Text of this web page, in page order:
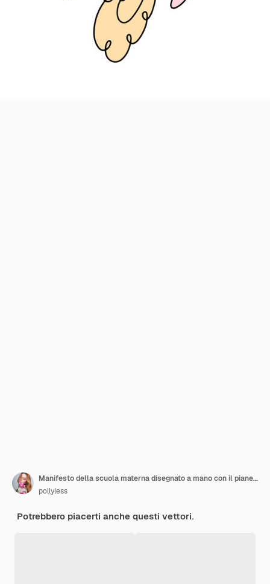
Manifesto della scuola materna disegnato a mano con il pianeta e le stelle del razzo spaziale
pollyless
Potrebbero piacerti anche questi vettori.